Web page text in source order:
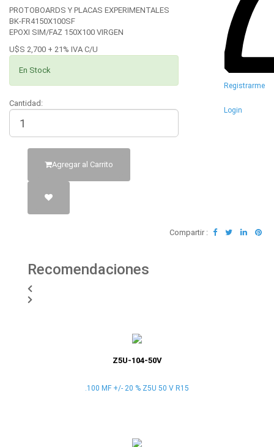
Registrarme
Login
PROTOBOARDS Y PLACAS EXPERIMENTALES
BK-FR4150X100SF
EPOXI SIM/FAZ 150X100 VIRGEN
U$S 2,700 + 21% IVA C/U
En Stock
Cantidad:
Agregar al Carrito
Compartir :
Recomendaciones
Z5U-104-50V
.100 MF +/- 20 % Z5U 50 V R15